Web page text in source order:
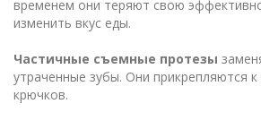
временем они теряют свою
изменить вкус еды.
Частичные съемные протезы
утраченные зубы. Они прикрепляются
крючков.